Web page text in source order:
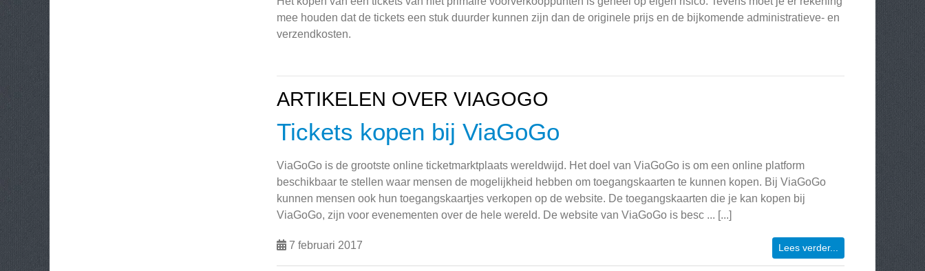
mee houden dat de tickets een stuk duurder kunnen zijn dan de originele prijs en de bijkomende administratieve- en
verzendkosten.
ARTIKELEN OVER VIAGOGO
Tickets kopen bij ViaGoGo
ViaGoGo is de grootste online ticketmarktplaats wereldwijd. Het doel van ViaGoGo is om een online platform
beschikbaar te stellen waar mensen de mogelijkheid hebben om toegangskaarten te kunnen kopen. Bij ViaGoGo
kunnen mensen ook hun toegangskaartjes verkopen op de website. De toegangskaarten die je kan kopen bij
ViaGoGo, zijn voor evenementen over de hele wereld. De website van ViaGoGo is besc ... [...]
7 februari 2017 Lees verder...